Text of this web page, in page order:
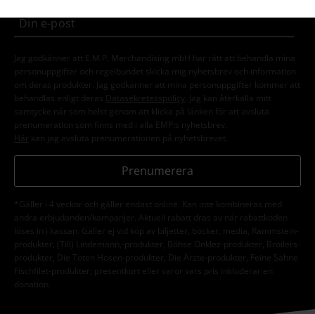
Jag godkänner att E.M.P. Merchandising mbH har rätt att behandla mina
personuppgifter och regelbundet skicka mig nyhetsbrev och information
om deras produkter. Jag godkänner att mina personuppgifter kommer att
behandlas enligt deras
Datasekretesspolicy
. Jag kan återkalla mitt
samtycke när som helst genom att klicka på länken för att avsluta
prenumeration som finns med i alla EMP:s nyhetsbrev.
Här kan jag avsluta prenumerationen på nyhetsbrevet.
Prenumerera
*Gäller i 4 veckor och gäller endast online. Kan inte kombineras med
andra erbjudanden/kampanjer. Aktuell rabatt dras av när rabattkoden
löses in i kassan. Gäller ej vid köp av biljetter, böcker, media, Rammstein-
produkter, (Till) Lindemann,-produkter, Böhse Onklez-produkter, Broilers-
produkter, Die Toten Hosen-produkter, Die Ärzte-produkter, Feine Sahne
Fischfilet-produkter, presentkort eller varor vars pris inkluderar en
donation.